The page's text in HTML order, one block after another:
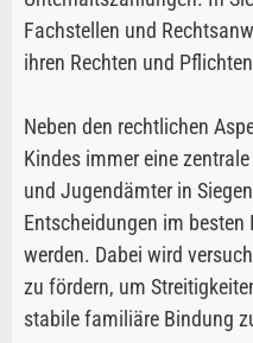
Fachstellen und
ihren Rechten und
Neben den rechtlichen
Kindes immer eine
und Jugendämter in
Entscheidungen im
werden. Dabei wird
zu fördern, um
stabile familiäre Bindung